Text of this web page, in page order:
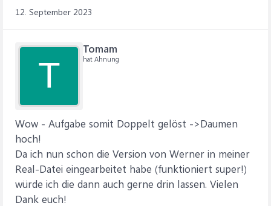
12. September 2023
T
Tomam
hat Ahnung
Wow - Aufgabe somit Doppelt gelöst ->Daumen
hoch!
Da ich nun schon die Version von Werner in meiner
Real-Datei eingearbeitet habe (funktioniert super!)
würde ich die dann auch gerne drin lassen. Vielen
Dank euch!